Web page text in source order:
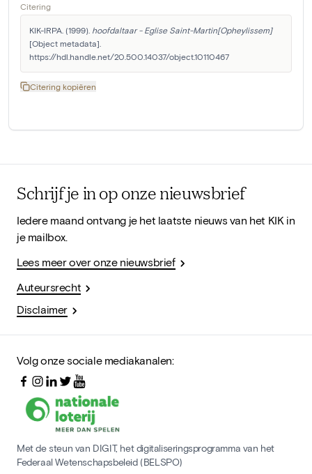
Citering
KIK-IRPA. (1999). hoofdaltaar - Eglise Saint-Martin[Opheylissem]
[Object metadata].
https://hdl.handle.net/20.500.14037/object.10110467
Citering kopiëren
Schrijf je in op onze nieuwsbrief
Iedere maand ontvang je het laatste nieuws van het KIK in
je mailbox.
Lees meer over onze nieuwsbrief
Auteursrecht
Disclaimer
Volg onze sociale mediakanalen:
Met de steun van DIGIT, het digitaliseringsprogramma van het
Federaal Wetenschapsbeleid (BELSPO)